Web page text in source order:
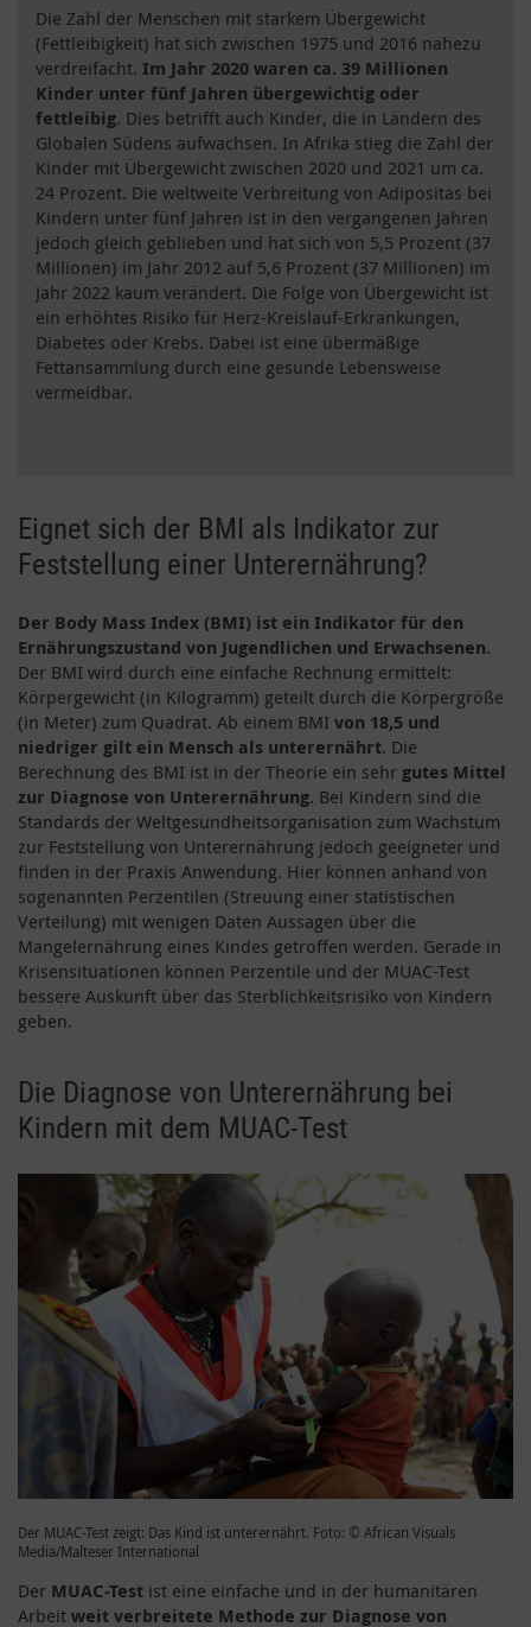
Die Zahl der Menschen mit starkem Übergewicht
(Fettleibigkeit) hat sich zwischen 1975 und 2016 nahezu
verdreifacht. Im Jahr 2020 waren ca. 39 Millionen
Kinder unter fünf Jahren übergewichtig oder
fettleibig. Dies betrifft auch Kinder, die in Ländern des
Globalen Südens aufwachsen. In Afrika stieg die Zahl der
Kinder mit Übergewicht zwischen 2020 und 2021 um ca.
24 Prozent. Die weltweite Verbreitung von Adipositas bei
Kindern unter fünf Jahren ist in den vergangenen Jahren
jedoch gleich geblieben und hat sich von 5,5 Prozent (37
Millionen) im Jahr 2012 auf 5,6 Prozent (37 Millionen) im
Jahr 2022 kaum verändert. Die Folge von Übergewicht ist
ein erhöhtes Risiko für Herz-Kreislauf-Erkrankungen,
Diabetes oder Krebs. Dabei ist eine übermäßige
Fettansammlung durch eine gesunde Lebensweise
vermeidbar.
Eignet sich der BMI als Indikator zur
Feststellung einer Unterernährung?
Der Body Mass Index (BMI) ist ein Indikator für den
Ernährungszustand von Jugendlichen und Erwachsenen.
Der BMI wird durch eine einfache Rechnung ermittelt:
Körpergewicht (in Kilogramm) geteilt durch die Körpergröße
(in Meter) zum Quadrat. Ab einem BMI von 18,5 und
niedriger gilt ein Mensch als unterernährt. Die
Berechnung des BMI ist in der Theorie ein sehr gutes Mittel
zur Diagnose von Unterernährung. Bei Kindern sind die
Standards der Weltgesundheitsorganisation zum Wachstum
zur Feststellung von Unterernährung jedoch geeigneter und
finden in der Praxis Anwendung. Hier können anhand von
sogenannten Perzentilen (Streuung einer statistischen
Verteilung) mit wenigen Daten Aussagen über die
Mangelernährung eines Kindes getroffen werden. Gerade in
Krisensituationen können Perzentile und der MUAC-Test
bessere Auskunft über das Sterblichkeitsrisiko von Kindern
geben.
Die Diagnose von Unterernährung bei
Kindern mit dem MUAC-Test
Der MUAC-Test zeigt: Das Kind ist unterernährt. Foto: © African Visuals
Media/Malteser International
Der MUAC-Test ist eine einfache und in der humanitären
Arbeit weit verbreitete Methode zur Diagnose von